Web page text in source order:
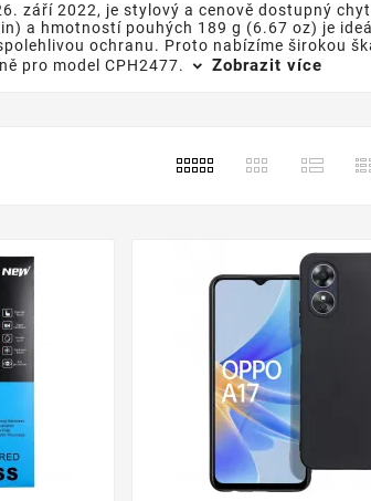
září 2022, je stylový a cenově dostupný
a hmotností pouhých 189 g (6.67 oz) je
ochranu. Proto nabízíme širokou
pro model CPH2477.
Zobrazit více